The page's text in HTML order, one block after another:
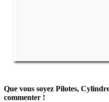
Que vous soyez Pilotes,
commenter !